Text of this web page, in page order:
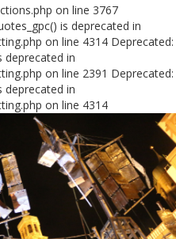
on line 3767
is deprecated in
on line 4314 Deprecated:
deprecated in
on line 2391 Deprecated:
deprecated in
on line 4314